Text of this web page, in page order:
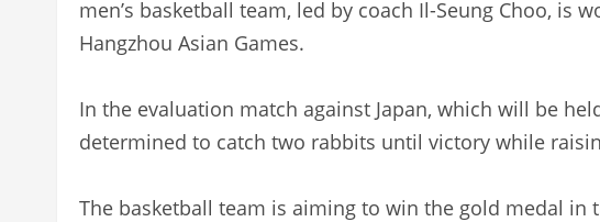
men’s basketball team, led by coach Il-Seung Choo, is
Hangzhou Asian Games.
In the evaluation match against Japan, which will be
determined to catch two rabbits until victory while
The basketball team is aiming to win the gold medal in